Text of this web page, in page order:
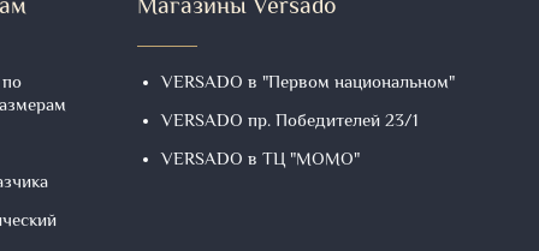
Магазины Versado
VERSADO в "Первом национальном"
VERSADO пр. Победителей 23/1
VERSADO в ТЦ "МОМО"